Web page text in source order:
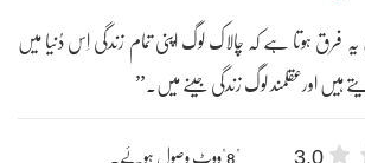
یہ فرق ہوتا ہے کہ چالاک لوگ اپنی تمام زندگی اِس دُنیا میں
ہیں اورعقلمند لوگ زندگی جینے میں۔”
3.0 "8"ووٹ وصول ہوئے۔